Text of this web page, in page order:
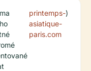
printemps-
asiatique-
paris.com
)